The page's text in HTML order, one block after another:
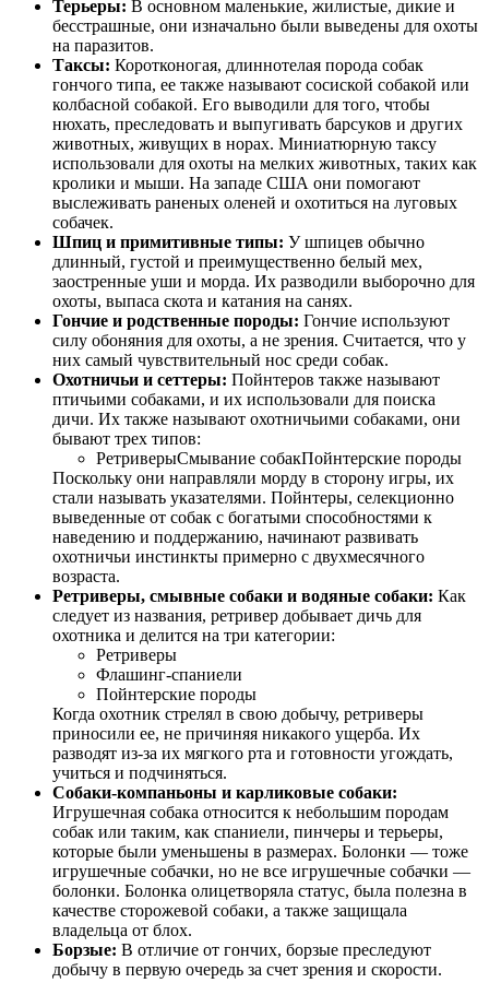
Терьеры: В основном маленькие, жилистые, дикие и
бесстрашные, они изначально были выведены для охоты
на паразитов.
Таксы: Коротконогая, длиннотелая порода собак
гончого типа, ее также называют сосиской собакой или
колбасной собакой. Его выводили для того, чтобы
нюхать, преследовать и выпугивать барсуков и других
животных, живущих в норах. Миниатюрную таксу
использовали для охоты на мелких животных, таких как
кролики и мыши. На западе США они помогают
выслеживать раненых оленей и охотиться на луговых
собачек.
Шпиц и примитивные типы: У шпицев обычно
длинный, густой и преимущественно белый мех,
заостренные уши и морда. Их разводили выборочно для
охоты, выпаса скота и катания на санях.
Гончие и родственные породы: Гончие используют
силу обоняния для охоты, а не зрения. Считается, что у
них самый чувствительный нос среди собак.
Охотничьи и сеттеры: Пойнтеров также называют
птичьими собаками, и их использовали для поиска
дичи. Их также называют охотничьими собаками, они
бывают трех типов:
РетриверыСмывание собакПойнтерские породы
Поскольку они направляли морду в сторону игры, их
стали называть указателями. Пойнтеры, селекционно
выведенные от собак с богатыми способностями к
наведению и поддержанию, начинают развивать
охотничьи инстинкты примерно с двухмесячного
возраста.
Ретриверы, смывные собаки и водяные собаки: Как
следует из названия, ретривер добывает дичь для
охотника и делится на три категории:
Ретриверы
Флашинг-спаниели
Пойнтерские породы
Когда охотник стрелял в свою добычу, ретриверы
приносили ее, не причиняя никакого ущерба. Их
разводят из-за их мягкого рта и готовности угождать,
учиться и подчиняться.
Собаки-компаньоны и карликовые собаки:
Игрушечная собака относится к небольшим породам
собак или таким, как спаниели, пинчеры и терьеры,
которые были уменьшены в размерах. Болонки — тоже
игрушечные собачки, но не все игрушечные собачки —
болонки. Болонка олицетворяла статус, была полезна в
качестве сторожевой собаки, а также защищала
владельца от блох.
Борзые: В отличие от гончих, борзые преследуют
добычу в первую очередь за счет зрения и скорости.